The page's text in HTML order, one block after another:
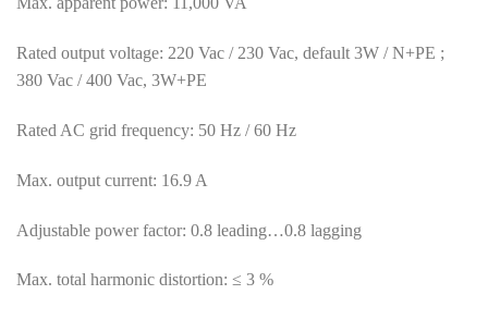
Rated output voltage: 220 Vac / 230 Vac, default 3W / N+PE ;
380 Vac / 400 Vac, 3W+PE
Rated AC grid frequency: 50 Hz / 60 Hz
Max. output current: 16.9 A
Adjustable power factor: 0.8 leading…0.8 lagging
Max. total harmonic distortion: ≤ 3 %